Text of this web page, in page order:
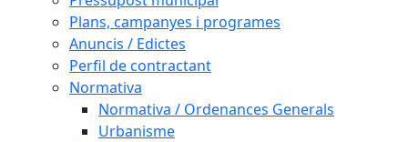
Plans, campanyes i programes
Anuncis / Edictes
Perfil de contractant
Normativa
Normativa / Ordenances Generals
Urbanisme